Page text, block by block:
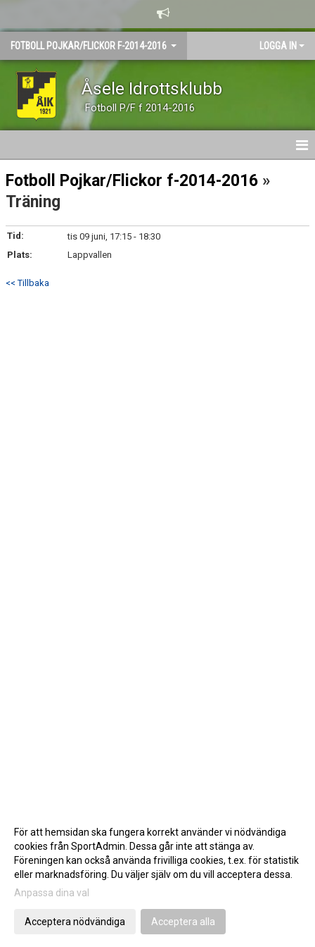
FOTBOLL POJKAR/FLICKOR F-2014-2016 LOGGA IN
Åsele Idrottsklubb
Fotboll P/F f 2014-2016
HEM
NYHETER
KALENDER
Fotboll Pojkar/Flickor f-2014-2016 »
Träning
Tid:
tis 09 juni, 17:15 - 18:30
Plats:
Lappvallen
<< Tillbaka
Gå till Webbversion
För att hemsidan ska fungera korrekt använder vi nödvändiga
cookies från SportAdmin. Dessa går inte att stänga av.
Föreningen kan också använda frivilliga cookies, t.ex. för statistik
eller marknadsföring. Du väljer själv om du vill acceptera dessa.
Anpassa dina val
Acceptera nödvändiga Acceptera alla